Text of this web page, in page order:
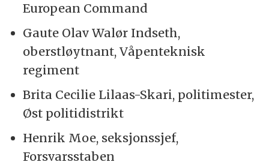
European Command
Gaute Olav Walør Indseth,
oberstløytnant, Våpenteknisk
regiment
Brita Cecilie Lilaas-Skari, politimester,
Øst politidistrikt
Henrik Moe, seksjonssjef,
Forsvarsstaben